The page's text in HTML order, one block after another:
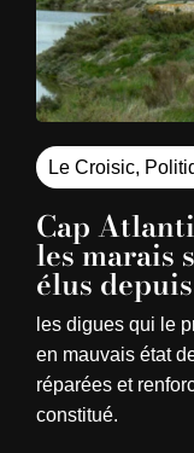
Le Croisic,
Cap
les marais
élus
les digues qui le
en mauvais état
réparées et
constitué.